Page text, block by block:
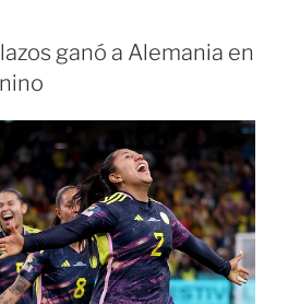
ganó a Alemania en